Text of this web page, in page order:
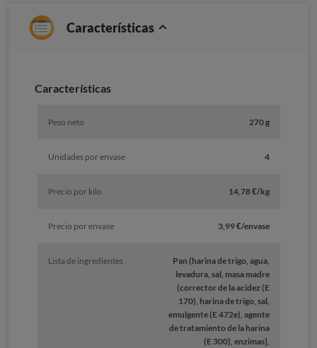
Características
Características
Peso neto 270 g
Unidades por envase 4
Precio por kilo 14,78 €/kg
Precio por envase 3,99 €/envase
Lista de ingredientes
Pan (harina de trigo, agua,
levadura, sal, masa madre
(corrector de la acidez (E
170), harina de trigo, sal,
emulgente (E 472e), agente
de tratamiento de la harina
(E 300), enzimas],